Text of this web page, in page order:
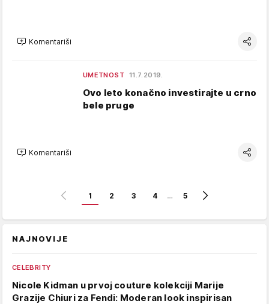
Komentariši
UMETNOST 11.7.2019.
Ovo leto konačno investirajte u crno
bele pruge
Komentariši
1 2 3 4 … 5
NAJNOVIJE
CELEBRITY
Nicole Kidman u prvoj couture kolekciji Marije
Grazije Chiuri za Fendi: Moderan look inspirisan